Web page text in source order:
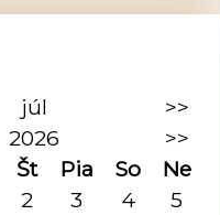
júl
>>
2026
>>
Št Pia So
Ne
2 3 4
5